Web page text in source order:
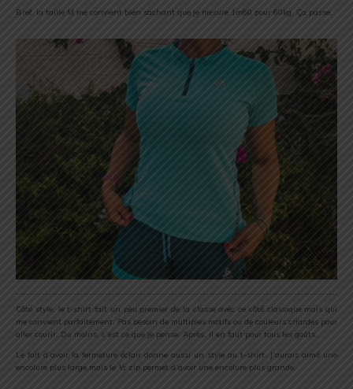
Bref, la taille M me convient bien sachant que je mesure 1m60 pour 60kg. Ça passe.
Côté style, le t-shirt fait un peu premier de la classe avec ce côté classique mais qui
me convient parfaitement. Pas besoin de multiples motifs ou de couleurs criardes pour
aller courir. Du moins, c’est ce que je pense. Après, il en faut pour tous les goûts.
Le fait d’avoir la fermeture éclair donne aussi un style au t-shirt. J’aurais aimé une
encolure plus large mais le ½ zip permet d’avoir une encolure plus grande.